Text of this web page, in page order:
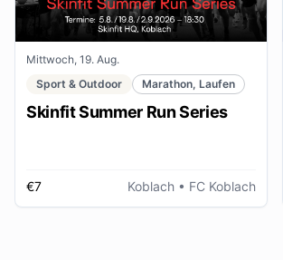
Mittwoch, 19. Aug.
Sport & Outdoor
Marathon, Laufen
Skinfit Summer Run Series
€7 Koblach • FC Koblach